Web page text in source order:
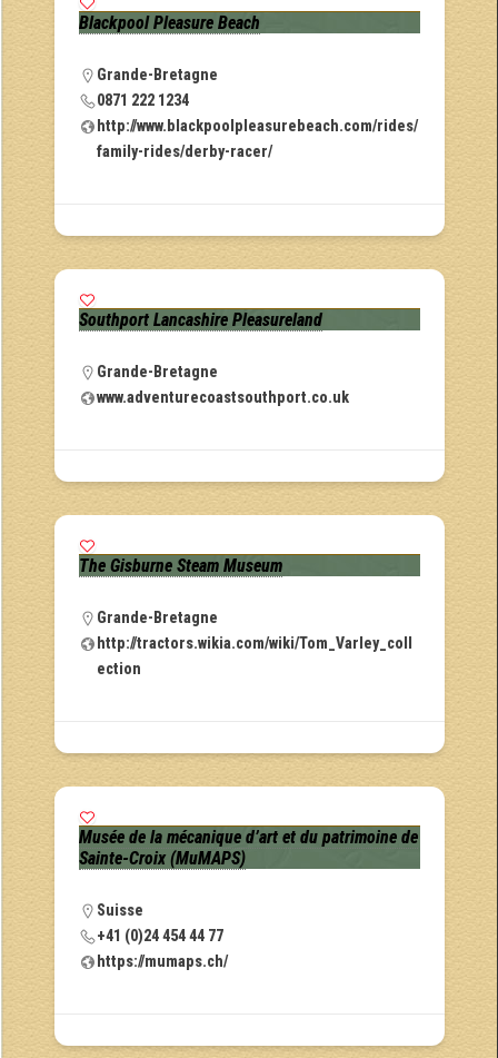
Blackpool Pleasure Beach
Grande-Bretagne
0871 222 1234
http://www.blackpoolpleasurebeach.com/rides/
family-rides/derby-racer/
Southport Lancashire Pleasureland
Grande-Bretagne
www.adventurecoastsouthport.co.uk
The Gisburne Steam Museum
Grande-Bretagne
http://tractors.wikia.com/wiki/Tom_Varley_coll
ection
Musée de la mécanique d’art et du patrimoine de
Sainte-Croix (MuMAPS)
Suisse
+41 (0)24 454 44 77
https://mumaps.ch/